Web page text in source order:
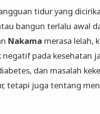
tidur yang
bangun terlalu awal
Nakama merasa lelah,
negatif pada kesehatan
dan masalah
tetapi juga tentang